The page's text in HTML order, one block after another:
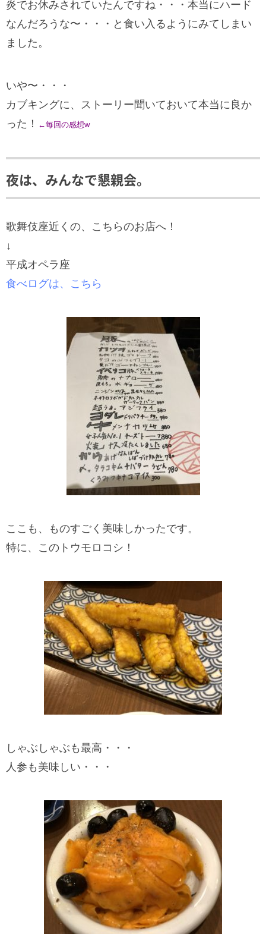
炎でお休みされていたんですね・・・本当にハード
なんだろうな〜・・・と食い入るようにみてしまい
ました。
いや〜・・・
カブキングに、ストーリー聞いておいて本当に良か
った！
←毎回の感想w
夜は、みんなで懇親会。
歌舞伎座近くの、こちらのお店へ！
↓
平成オペラ座
食べログは、こちら
ここも、ものすごく美味しかったです。
特に、このトウモロコシ！
しゃぶしゃぶも最高・・・
人参も美味しい・・・